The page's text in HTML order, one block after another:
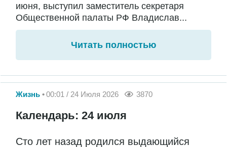
июня, выступил заместитель секретаря
Общественной палаты РФ Владислав...
Читать полностью
Жизнь 00:01 / 24 Июля 2026 3870
Календарь: 24 июля
Сто лет назад родился выдающийся